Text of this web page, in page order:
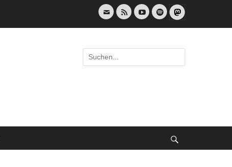
E-
Mail
Feed YouTubeSpotify
Suche
nach: